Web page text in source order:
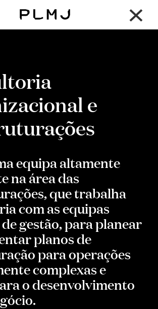
×
e
equipa altamente
na área das
que trabalha
com as equipas
gestão, para planear
planos de
para operações
complexas e
o desenvolvimento